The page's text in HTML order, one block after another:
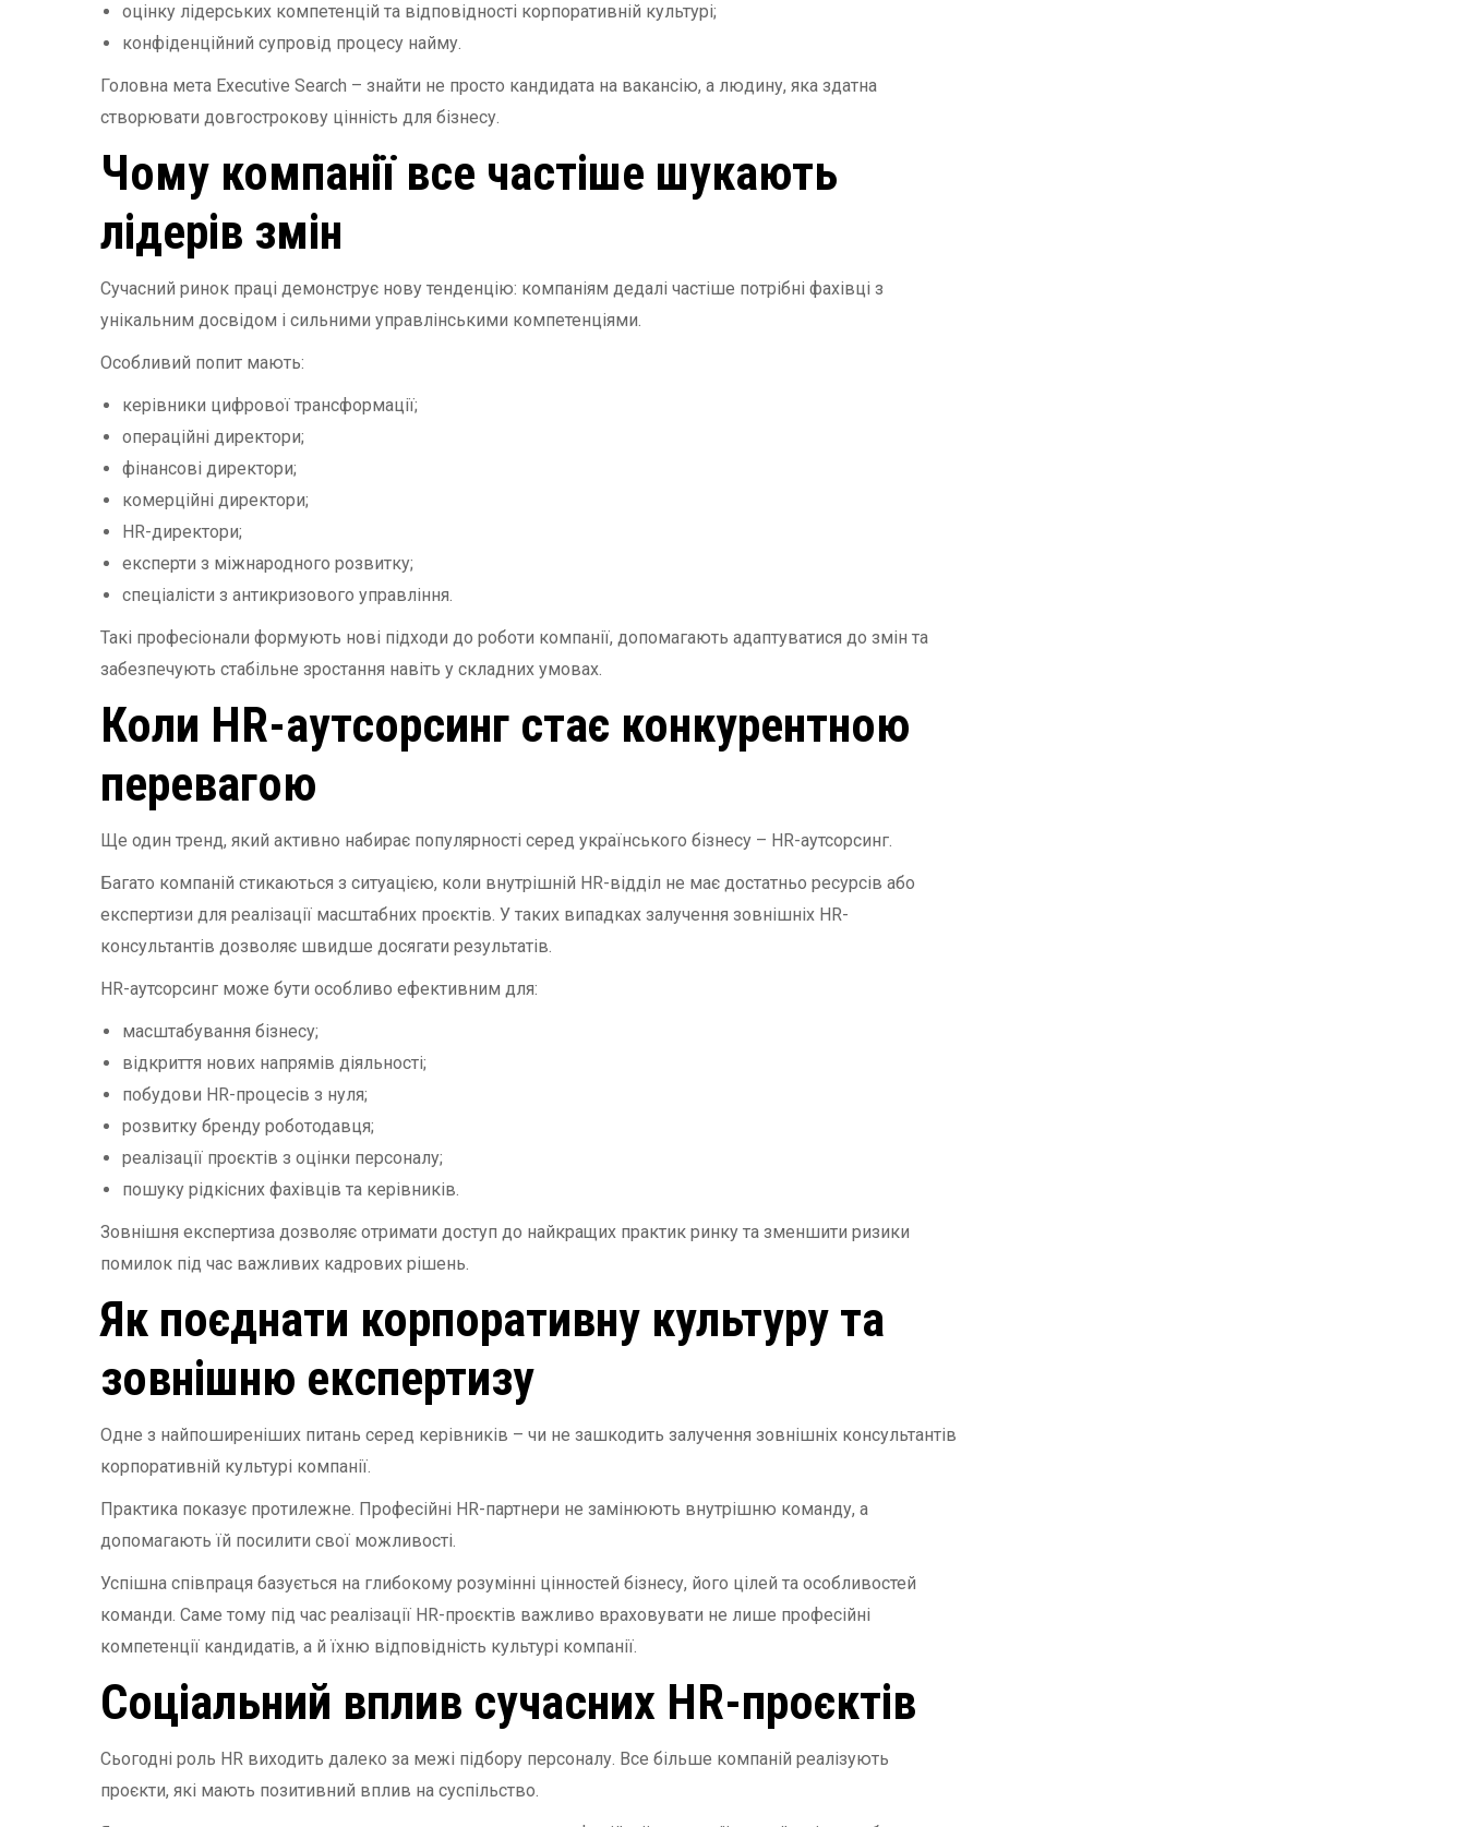
оцінку лідерських компетенцій та відповідності корпоративній культурі;
конфіденційний супровід процесу найму.
Головна мета Executive Search – знайти не просто кандидата на вакансію, а людину, яка здатна
створювати довгострокову цінність для бізнесу.
Чому компанії все частіше шукають
лідерів змін
Сучасний ринок праці демонструє нову тенденцію: компаніям дедалі частіше потрібні фахівці з
унікальним досвідом і сильними управлінськими компетенціями.
Особливий попит мають:
керівники цифрової трансформації;
операційні директори;
фінансові директори;
комерційні директори;
HR-директори;
експерти з міжнародного розвитку;
спеціалісти з антикризового управління.
Такі професіонали формують нові підходи до роботи компанії, допомагають адаптуватися до змін та
забезпечують стабільне зростання навіть у складних умовах.
Коли HR-аутсорсинг стає конкурентною
перевагою
Ще один тренд, який активно набирає популярності серед українського бізнесу – HR-аутсорсинг.
Багато компаній стикаються з ситуацією, коли внутрішній HR-відділ не має достатньо ресурсів або
експертизи для реалізації масштабних проєктів. У таких випадках залучення зовнішніх HR-
консультантів дозволяє швидше досягати результатів.
HR-аутсорсинг може бути особливо ефективним для:
масштабування бізнесу;
відкриття нових напрямів діяльності;
побудови HR-процесів з нуля;
розвитку бренду роботодавця;
реалізації проєктів з оцінки персоналу;
пошуку рідкісних фахівців та керівників.
Зовнішня експертиза дозволяє отримати доступ до найкращих практик ринку та зменшити ризики
помилок під час важливих кадрових рішень.
Як поєднати корпоративну культуру та
зовнішню експертизу
Одне з найпоширеніших питань серед керівників – чи не зашкодить залучення зовнішніх консультантів
корпоративній культурі компанії.
Практика показує протилежне. Професійні HR-партнери не замінюють внутрішню команду, а
допомагають їй посилити свої можливості.
Успішна співпраця базується на глибокому розумінні цінностей бізнесу, його цілей та особливостей
команди. Саме тому під час реалізації HR-проєктів важливо враховувати не лише професійні
компетенції кандидатів, а й їхню відповідність культурі компанії.
Соціальний вплив сучасних HR-проєктів
Сьогодні роль HR виходить далеко за межі підбору персоналу. Все більше компаній реалізують
проєкти, які мають позитивний вплив на суспільство.